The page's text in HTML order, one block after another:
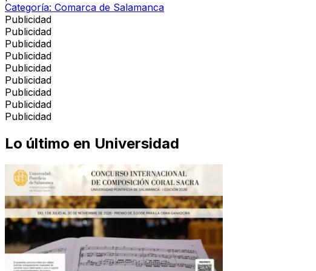
Categoría: Comarca de Salamanca
Publicidad
Publicidad
Publicidad
Publicidad
Publicidad
Publicidad
Publicidad
Publicidad
Publicidad
Lo último en Universidad